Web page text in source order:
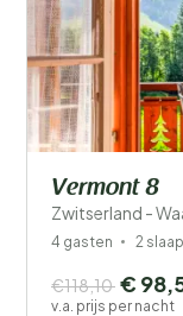
Vermont 8
Zwitserland -
4 gasten 2
€118,10 €
v.a. prijs per nacht